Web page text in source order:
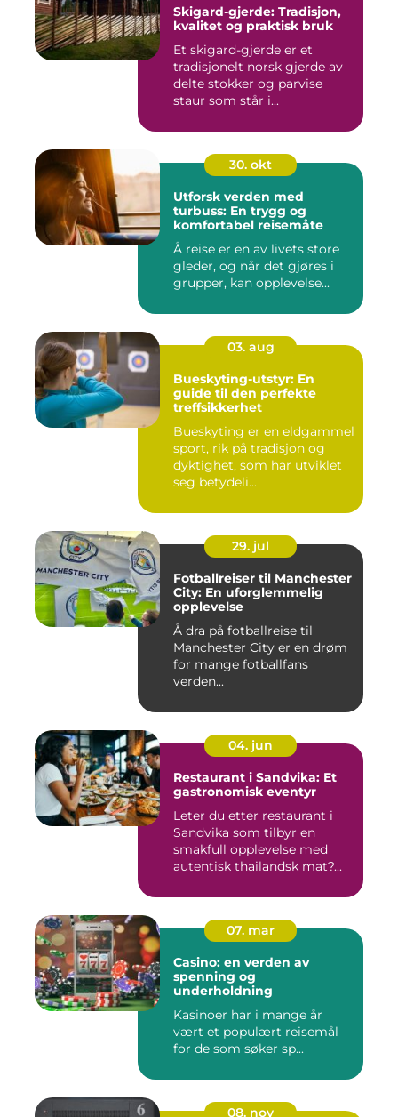
Skigard-gjerde: Tradisjon,
kvalitet og praktisk bruk
Et skigard-gjerde er et
tradisjonelt norsk gjerde av
delte stokker og parvise
staur som står i...
30. okt
Utforsk verden med
turbuss: En trygg og
komfortabel reisemåte
Å reise er en av livets store
gleder, og når det gjøres i
grupper, kan opplevelse...
03. aug
Bueskyting-utstyr: En
guide til den perfekte
treffsikkerhet
Bueskyting er en eldgammel
sport, rik på tradisjon og
dyktighet, som har utviklet
seg betydeli...
29. jul
Fotballreiser til Manchester
City: En uforglemmelig
opplevelse
Å dra på fotballreise til
Manchester City er en drøm
for mange fotballfans
verden...
04. jun
Restaurant i Sandvika: Et
gastronomisk eventyr
Leter du etter restaurant i
Sandvika som tilbyr en
smakfull opplevelse med
autentisk thailandsk mat?...
07. mar
Casino: en verden av
spenning og
underholdning
Kasinoer har i mange år
vært et populært reisemål
for de som søker sp...
08. nov